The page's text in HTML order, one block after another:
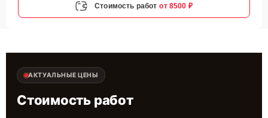
Стоимость работ от 8500 ₽
АКТУАЛЬНЫЕ ЦЕНЫ
Стоимость работ